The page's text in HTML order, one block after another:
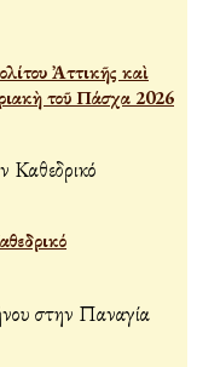
Ἀττικῆς καὶ
τοῦ Πάσχα 2026